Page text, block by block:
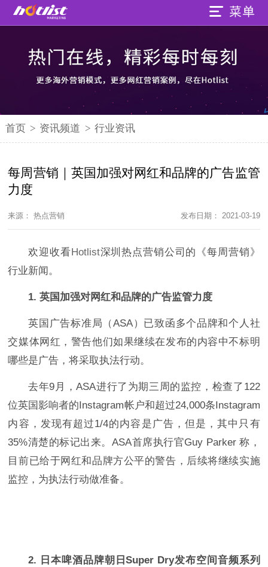
首页 > 资讯频道 > 行业资讯
每周营销｜英国加强对网红和品牌的广告监管
力度
来源： 热点营销 发布日期： 2021-03-19
欢迎收看 Hotlist深圳热点营销公司的《每周营销》
行业新闻。
1.英国加强对网红和品牌的广告监管力度
英国广告标准局（ASA）已致函多个品牌和个人社
交媒体网红，警告他们如果继续在发布的内容中不标明
哪些是广告，将采取执法行动。
去年9月，ASA进行了为期三周的监控，检查了122
位英国影响者的Instagram帐户和超过24,000条Instagram
内容，发现有超过1/4的内容是广告，但是，其中只有
35%清楚的标记出来。ASA首席执行官Guy Parker 称，
目前已给于网红和品牌方公平的警告，后续将继续实施
监控，为执法行动做准备。
2. 日本啤酒品牌朝日Super Dry发布空间音频系列